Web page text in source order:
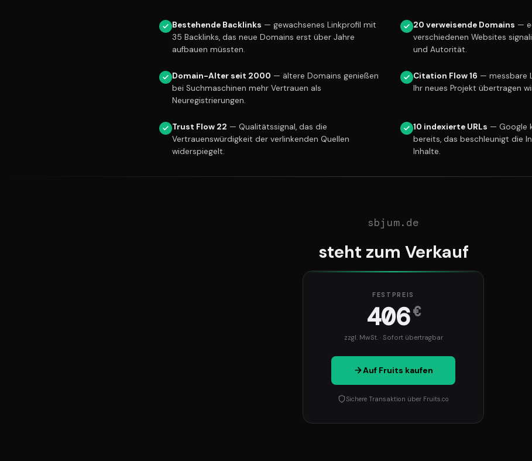
Bestehende Backlinks — gewachsenes Linkprofil mit
35 Backlinks, das neue Domains erst über Jahre
aufbauen müssten.
20 verweisende Domains —
verschiedenen Websites
und Autorität.
Domain-Alter seit 2000 — ältere Domains genießen
bei Suchmaschinen mehr Vertrauen als
Neuregistrierungen.
Citation Flow 16 — messbare
Ihr neues Projekt übertragen
Trust Flow 22 — Qualitätssignal, das die
Vertrauenswürdigkeit der verlinkenden Quellen
widerspiegelt.
10 indexierte URLs — Google
bereits, das beschleunigt die
Inhalte.
sbjum.de
steht zum Verkauf
FESTPREIS
406€
zzgl. MwSt. · Sofort übertragbar
Auf Fruits kaufen
Sichere Transaktion über Fruits.co